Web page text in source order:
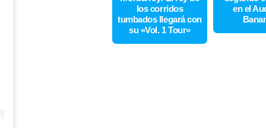
los corridos
tumbados llegará con
su «Vol. 1 Tour»
en el